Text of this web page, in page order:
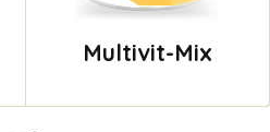
Multivit-Mix